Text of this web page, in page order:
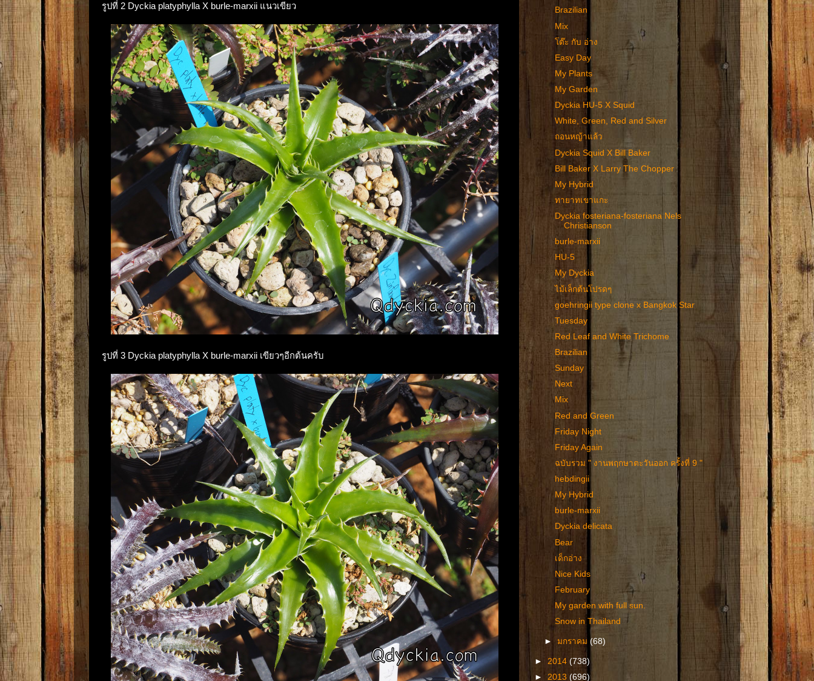
รูปที่ 2 Dyckia platyphylla X burle-marxii แนวเขียว
รูปที่ 3 Dyckia platyphylla X burle-marxii เขียวๆอีกต้นครับ
Brazilian
Mix
โต๊ะ กับ อ่าง
Easy Day
My Plants
My Garden
Dyckia HU-5 X Squid
White, Green, Red and Silver
ถอนหญ้าแล้ว
Dyckia Squid X Bill Baker
Bill Baker X Larry The Chopper
My Hybrid
ทายาทเขาแกะ
Dyckia fosteriana-fosteriana Nels
Christianson
burle-marxii
HU-5
My Dyckia
ไม้เล็กต้นโปรดๆ
goehringii type clone x Bangkok Star
Tuesday
Red Leaf and White Trichome
Brazilian
Sunday
Next
Mix
Red and Green
Friday Night
Friday Again
ฉบับรวม " งานพฤกษาตะวันออก ครั้งที่ 9 "
hebdingii
My Hybrid
burle-marxii
Dyckia delicata
Bear
เด็กอ่าง
Nice Kids
February
My garden with full sun.
Snow in Thailand
►มกราคม(68)
► 2014 (738)
► 2013 (696)